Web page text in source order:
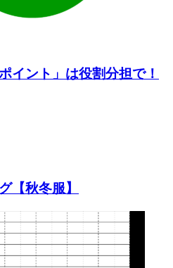
イント」は役割分担で！
【秋冬服】